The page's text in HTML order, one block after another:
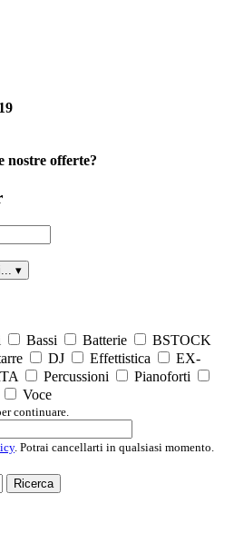
nostre offerte?
▾
Bassi Batterie
BSTOCK
DJ Effettistica
EX-
Percussioni
Pianoforti
Voce
continuare.
. Potrai cancellarti in qualsiasi momento.
Ricerca